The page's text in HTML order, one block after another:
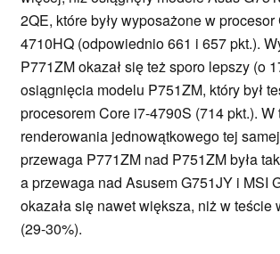
2QE, które były wyposażone w procesor
4710HQ (odpowiednio 661 i 657 pkt.).
P771ZM okazał się też sporo lepszy (o
osiągnięcia modelu P751ZM, który był
procesorem Core i7-4790S (714 pkt.). W
renderowania jednowątkowego tej
przewaga P771ZM nad P751ZM była
a przewaga nad Asusem G751JY i MSI
okazała się nawet większa, niż w teście
(29-30%).